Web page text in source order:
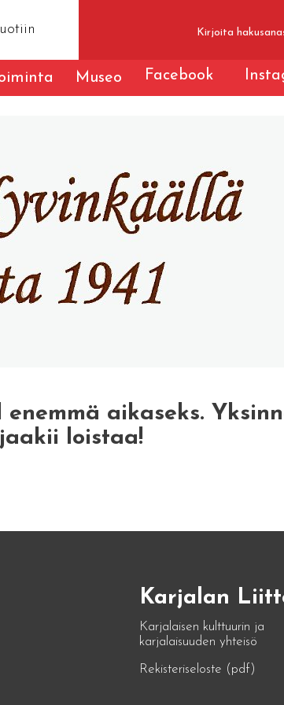
Museo Facebook
aikaseks.
loistaa!
Karjalan
Karjalaisen kulttuurin ja
karjalaisuuden yhteisö
Rekisteriseloste (pdf)